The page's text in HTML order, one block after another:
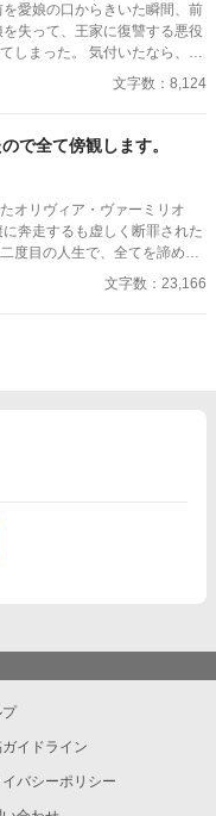
失って、王家に復讐する悪役
しまった。 気付いたなら、妻
だ二人とも生きてるからね。
物語の通りになんて、させるか！ ※他サイトにも掲載中
文字数：8,124
で全て傍観します。
オリヴィア・ヴァーミリオ
度目の人生で、全てを諦めて
積極的に引きこもり傍観を決
文字数：23,166
イドライン
イバシーポリシー